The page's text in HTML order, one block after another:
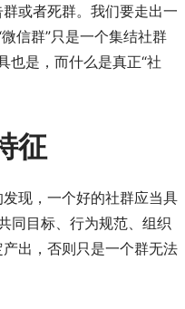
或者死群。我们要走出一
信群”只是一个集结社群
也是，而什么是真正“社
征
现，一个好的社群应当具
同目标、行为规范、组织
出，否则只是一个群无法